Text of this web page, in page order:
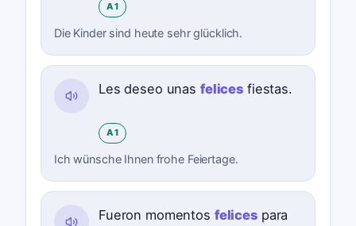
A1
Die Kinder sind heute sehr glücklich.
Les deseo unas felices fiestas.
A1
Ich wünsche Ihnen frohe Feiertage.
Fueron momentos felicespara